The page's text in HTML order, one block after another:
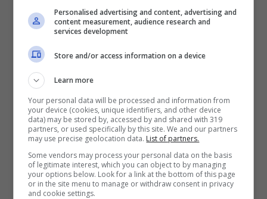
Personalised advertising and content, advertising and
content measurement, audience research and
services development
Store and/or access information on a device
Learn more
Your personal data will be processed and information from
your device (cookies, unique identifiers, and other device
data) may be stored by, accessed by and shared with 319
partners, or used specifically by this site. We and our partners
may use precise geolocation data. List of partners.
Some vendors may process your personal data on the basis
of legitimate interest, which you can object to by managing
your options below. Look for a link at the bottom of this page
or in the site menu to manage or withdraw consent in privacy
and cookie settings.